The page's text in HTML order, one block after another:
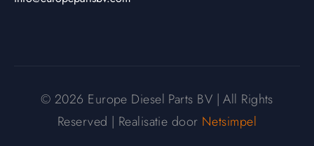
© 2026 Europe Diesel Parts BV | All Rights
Reserved | Realisatie door Netsimpel